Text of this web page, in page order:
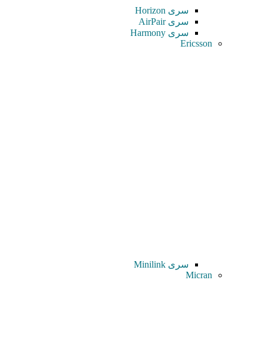
سری Horizon
سری AirPair
سری Harmony
Ericsson
سری Minilink
Micran